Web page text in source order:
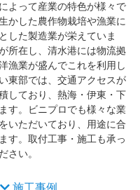
よって産業の特色が様々で
かした農作物栽培や漁業に
した製造業が栄えていま
所在し、清水港には物流拠
漁業が盛んでこれを利用し
東部では、交通アクセスが
しており、熱海・伊東・下
す。ビニプロでも様々な業
いただいており、用途に合
す。取付工事・施工も承っ
さい。
施工事例